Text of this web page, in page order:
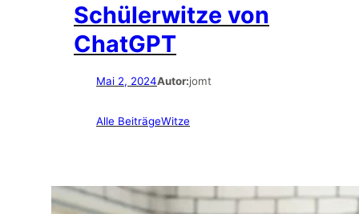
Schülerwitze von
ChatGPT
Mai 2, 2024Autor:jomt
Alle BeiträgeWitze